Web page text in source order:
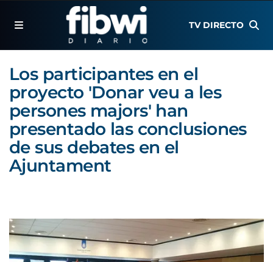
TV DIRECTO
Los participantes en el
proyecto 'Donar veu a les
persones majors' han
presentado las conclusiones
de sus debates en el
Ajuntament